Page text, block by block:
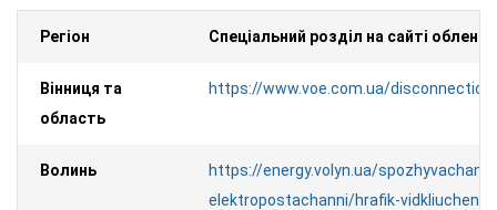
Регіон Спеціальний розділ на сайті
Вінниця та
область
https://www.voe.com.ua/
Волинь
https://energy.volyn.ua/
elektropostachanni/hrafik-vidkliuchen/